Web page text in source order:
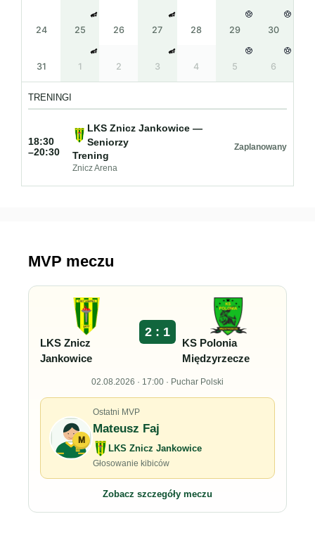
24 25 26 27 28 29 30
31 1 2 3 4 5 6
TRENINGI
18:30
–20:30
LKS Znicz Jankowice —
Seniorzy
Trening
Znicz Arena
Zaplanowany
MVP meczu
LKS Znicz
Jankowice
2 : 1
KS Polonia
Międzyrzecze
02.08.2026 · 17:00 · Puchar Polski
M
Ostatni MVP
Mateusz Faj
LKS Znicz Jankowice
Głosowanie kibiców
Zobacz szczegóły meczu